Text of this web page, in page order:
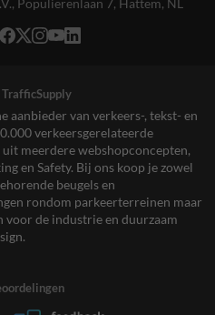
aanbieder van verkeers-, tekst- en
verkeersgerelateerde
meerdere webshopconcepten,
en Safety. Bij ons koop je zowel
beugels en
rondom parkeerterreinen maar
de industrie en duurzaam